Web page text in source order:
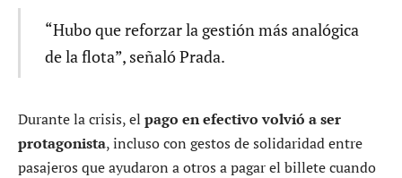
“Hubo que reforzar la gestión más analógica
de la flota”, señaló Prada.
Durante la crisis, el pago en efectivo volvió a ser
protagonista, incluso con gestos de solidaridad entre
pasajeros que ayudaron a otros a pagar el billete cuando